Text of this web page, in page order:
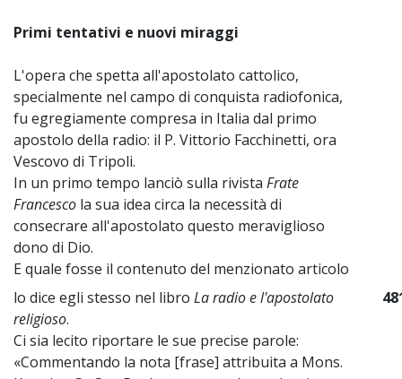
Primi tentativi e nuovi miraggi
L'opera che spetta all'apostolato cattolico,
specialmente nel campo di conquista radiofonica,
fu egregiamente compresa in Italia dal primo
apostolo della radio: il P. Vittorio Facchinetti, ora
Vescovo di Tripoli.
In un primo tempo lanciò sulla rivista Frate
Francesco la sua idea circa la necessità di
consecrare all'apostolato questo meraviglioso
dono di Dio.
E quale fosse il contenuto del menzionato articolo
lo dice egli stesso nel libro La radio e l'apostolato
religioso.
Ci sia lecito riportare le sue precise parole:
«Commentando la nota [frase] attribuita a Mons.